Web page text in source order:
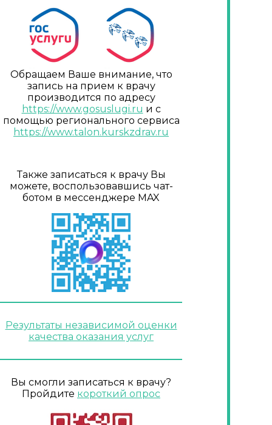
Обращаем Ваше внимание, что
запись на прием к врачу
производится по адресу
https://www.gosuslugi.ru и с
помощью регионального сервиса
https://www.talon.kurskzdrav.ru
Также записаться к врачу Вы
можете, воспользовавшись чат-
ботом в мессенджере MAX
Результаты независимой оценки
качества оказания услуг
Вы смогли записаться к врачу?
Пройдите короткий опрос